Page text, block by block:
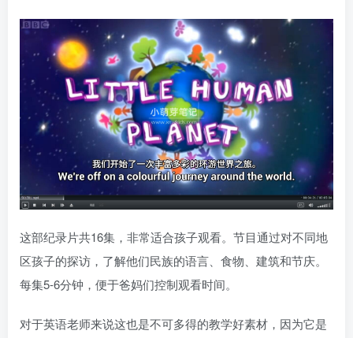
这部纪录片共16集，非常适合孩子观看。节目通过对不同地
区孩子的探访，了解他们民族的语言、食物、建筑和节庆。
每集5-6分钟，便于爸妈们控制观看时间。
对于英语老师来说这也是不可多得的教学好素材，因为它是